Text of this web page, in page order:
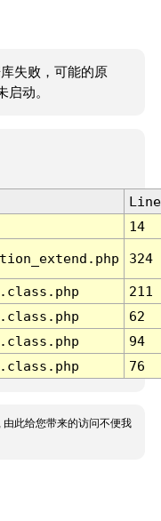
失败，可能的原
启动。
Line
14
324
211
62
94
76
此给您带来的访问不便我